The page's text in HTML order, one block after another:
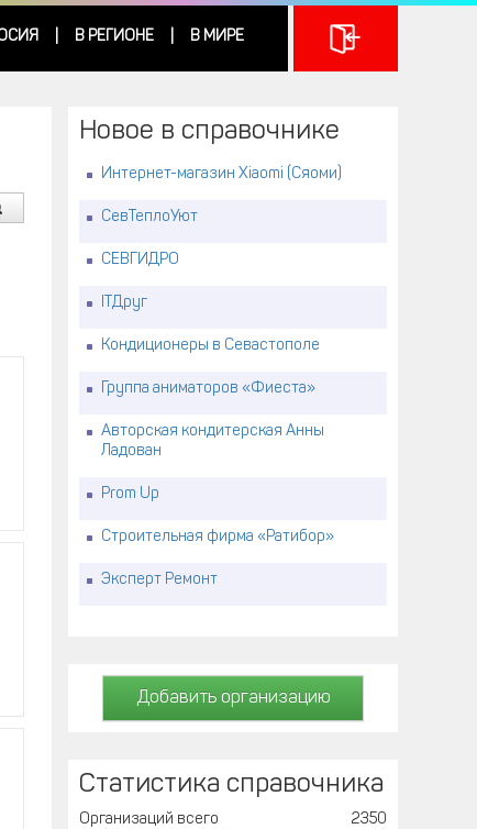
В РЕГИОНЕ В МИРЕ
Новое в справочнике
Интернет-магазин Xiaomi (Сяоми)
СевТеплоУют
СЕВГИДРО
ITДруг
Кондиционеры в Севастополе
Группа аниматоров «Фиеста»
Авторская кондитерская Анны
Ладован
Prom Up
Строительная фирма «Ратибор»
Эксперт Ремонт
Добавить организацию
Статистика справочника
2350
Организаций всего